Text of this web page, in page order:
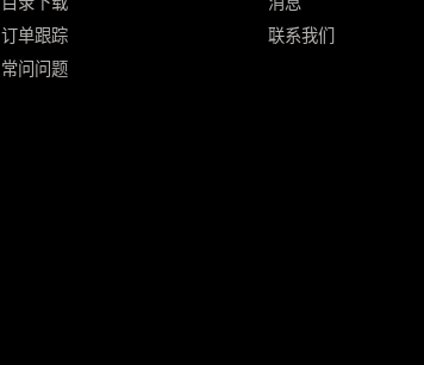
订单跟踪
常问问题
联系我们